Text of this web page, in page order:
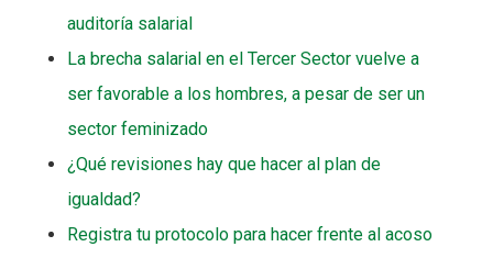
auditoría salarial
La brecha salarial en el Tercer Sector vuelve a
ser favorable a los hombres, a pesar de ser un
sector feminizado
¿Qué revisiones hay que hacer al plan de
igualdad?
Registra tu protocolo para hacer frente al acoso